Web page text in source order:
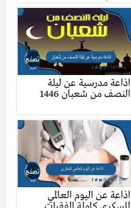
اذاعة مدرسية عن ليلة
النصف من شعبان 1446
اذاعة عن اليوم العالمي